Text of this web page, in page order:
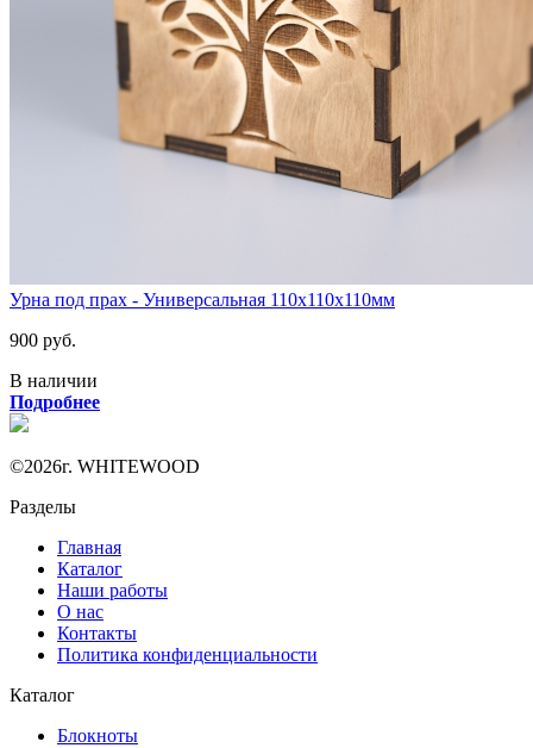
Урна под прах - Универсальная 110х110х110мм
900 руб.
В наличии
Подробнее
©2026г. WHITEWOOD
Разделы
Главная
Каталог
Наши работы
О нас
Контакты
Политика конфиденциальности
Каталог
Блокноты